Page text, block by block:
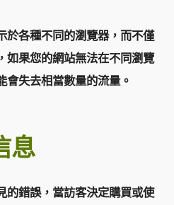
於各種不同的瀏覽器，而不僅
如果您的網站無法在不同瀏覽
會失去相當數量的流量。
息
的錯誤，當訪客決定購買或使